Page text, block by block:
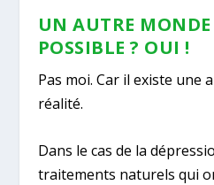
UN AUTRE
POSSIBLE ? OUI !
Pas moi. Car il existe une
réalité.
Dans le cas de la
traitements naturels qui